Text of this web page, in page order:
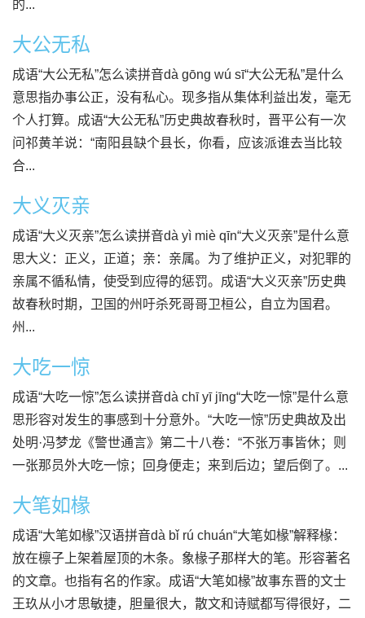
的...
大公无私
成语“大公无私”怎么读拼音dà gōng wú sī“大公无私”是什么
意思指办事公正，没有私心。现多指从集体利益出发，毫无
个人打算。成语“大公无私”历史典故春秋时，晋平公有一次
问祁黄羊说：“南阳县缺个县长，你看，应该派谁去当比较
合...
大义灭亲
成语“大义灭亲”怎么读拼音dà yì miè qīn“大义灭亲”是什么意
思大义：正义，正道；亲：亲属。为了维护正义，对犯罪的
亲属不循私情，使受到应得的惩罚。成语“大义灭亲”历史典
故春秋时期，卫国的州吁杀死哥哥卫桓公，自立为国君。
州...
大吃一惊
成语“大吃一惊”怎么读拼音dà chī yī jīng“大吃一惊”是什么意
思形容对发生的事感到十分意外。“大吃一惊”历史典故及出
处明·冯梦龙《警世通言》第二十八卷：“不张万事皆休；则
一张那员外大吃一惊；回身便走；来到后边；望后倒了。...
大笔如椽
成语“大笔如椽”汉语拼音dà bǐ rú chuán“大笔如椽”解释椽：
放在檩子上架着屋顶的木条。象椽子那样大的笔。形容著名
的文章。也指有名的作家。成语“大笔如椽”故事东晋的文士
王玖从小才思敏捷，胆量很大，散文和诗赋都写得很好，二